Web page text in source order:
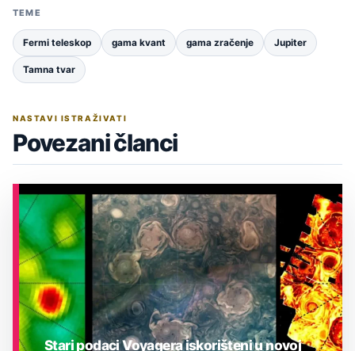
TEME
Fermi teleskop gama kvant gama zračenje Jupiter
Tamna tvar
NASTAVI ISTRAŽIVATI
Povezani članci
Stari podaci Voyagera iskorišteni u novoj